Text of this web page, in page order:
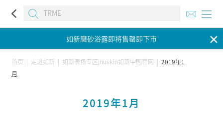
✕
如新磨砂浴露即将售罄即下市
如新磨砂浴露即将售罄即下市
首页 走进如新 如新表扬专区|nuskin如新中国官网
2019年1
月
2019年1月